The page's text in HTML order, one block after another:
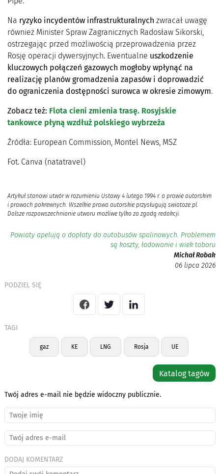
Na ryzyko incydentów infrastrukturalnych zwracał uwagę
również Minister Spraw Zagranicznych Radosław Sikorski,
ostrzegając przed możliwością przeprowadzenia przez
Rosję operacji dywersyjnych. Ewentualne uszkodzenie
kluczowych połączeń gazowych mogłoby wpłynąć na
realizację planów gromadzenia zapasów i doprowadzić
do ograniczenia dostępności surowca w okresie zimowym.
Zobacz też: Flota cieni zmienia trasę. Rosyjskie
tankowce płyną wzdłuż polskiego wybrzeża
Źródła: European Commission, Montel News, MSZ
Fot. Canva (natatravel)
Artykuł stanowi utwór w rozumieniu Ustawy 4 lutego 1994 r. o prawie autorskim
i prawach pokrewnych. Wszelkie prawa autorskie przysługują swiatoze.pl.
Dalsze rozpowszechnianie utworu możliwe tylko za zgodą redakcji.
Powiaty apelują o dopłaty do autobusów spalinowych. Problemem
są koszty, ładowanie i wiek taboru
Michał Robak
06 lipca 2026
PODZIEL SIĘ
TAGI
gaz KE LNG Rosja UE
Katalog tagów
Twój adres e-mail nie będzie widoczny publicznie.
DODAJ KOMENTARZ